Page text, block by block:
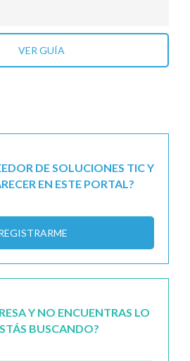
VER GUÍA
DE SOLUCIONES TIC Y
EN ESTE PORTAL?
Y NO ENCUENTRAS LO
BUSCANDO?